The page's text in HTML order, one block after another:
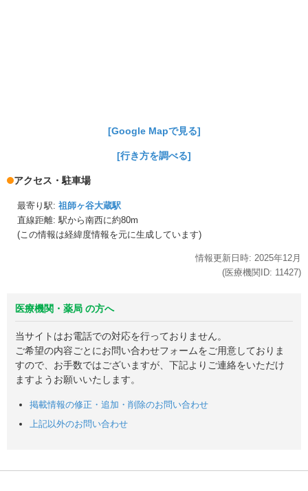
[Google Mapで見る]
[行き方を調べる]
アクセス・駐車場
最寄り駅: 祖師ヶ谷大蔵駅
直線距離: 駅から南西に約80m
(この情報は経緯度情報を元に生成しています)
情報更新日時: 2025年12月
(医療機関ID: 11427)
医療機関・薬局 の方へ
当サイトはお電話での対応を行っておりません。
ご希望の内容ごとにお問い合わせフォームをご用意しておりま
すので、お手数ではございますが、下記よりご連絡をいただけ
ますようお願いいたします。
掲載情報の修正・追加・削除のお問い合わせ
上記以外のお問い合わせ